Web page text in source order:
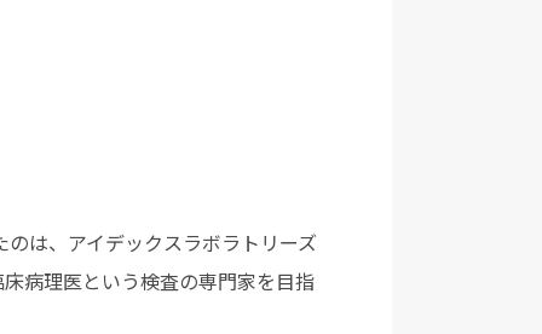
は、アイデックスラボラトリーズ
病理医という検査の専門家を目指